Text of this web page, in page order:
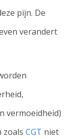
pijn. De
verandert
vermoeidheid)
zoals CGT niet